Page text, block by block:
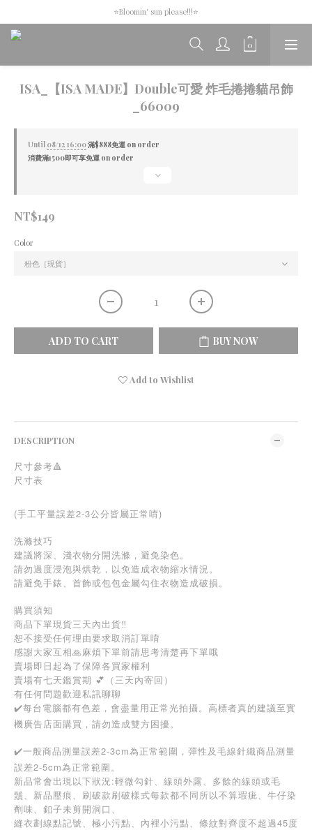
Apr.16th-Apr.22th new collection🩵🦄
⭐Bloomin' sun please!!!⭐
Apr.16th-Apr.22th new collection🩵🦄
ISA_【ISA MADE】Double可愛 炸毛捲捲貓吊飾
_66009
Until 08/12 16:00滿$888免運 on order
消費滿1500即可享免運 on order
NT$149
Color
ADD TO CART BUY NOW
Add to Wishlist
DESCRIPTION
尺寸參考🔺
尺寸表
(手工平量誤差2-3公分皆屬正常唷)
洗滌技巧
建議將深、淺衣物分開洗滌，避免染色。
請勿過度浸泡與烘乾，以免造成衣物縮水情況。
請避免手錶、首飾或包包金屬勾住衣物造成破損。
購買須知
商品下單現貨三天內出貨‼️
恕不接受任何理由要求取消訂單唷
感謝大家互相🙏麻煩下單前請思考清楚再下單哦
賣場即日起為了保障各買家權利
賣場有七天鑑賞期 💕（三天內寄回）
有任何問題歡迎私訊聊聊
✔️每台電腦都有色差，會盡量用正常光拍攝。高標者真的建議至實
機廣告店面購買，請勿造成雙方困擾。
✔️一般商品測量誤差2-3cm為正常範圍，彈性及毛線針織商品測量
誤差2-5cm為正常範圍。
新品常會出現以下狀況:輕微勾針、線頭外露、多餘的線頭或毛
鬚、新品壓痕、刷破款刷破樣式每款都不同所以不算瑕疵、牛仔染
劑味、釦子未剪開洞口、
縫衣劃線點記號、極小污點、內裡小污點、條紋對齊度不超過45度